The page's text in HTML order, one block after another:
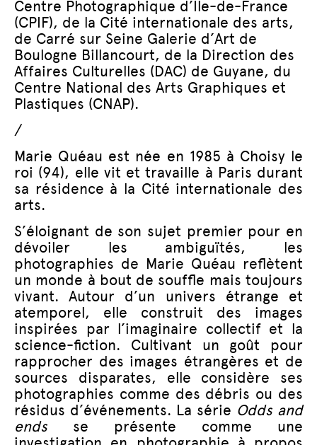
Centre Photographique d’Ile-de-France
(CPIF), de la Cité internationale des arts,
de Carré sur Seine Galerie d’Art de
Boulogne Billancourt, de la Direction des
Affaires Culturelles (DAC) de Guyane, du
Centre National des Arts Graphiques et
Plastiques (CNAP).
/
Marie Quéau est née en 1985 à Choisy le
roi (94), elle vit et travaille à Paris durant
sa résidence à la Cité internationale des
arts.
S’éloignant de son sujet premier pour en
dévoiler les ambiguïtés, les
photographies de Marie Quéau reflètent
un monde à bout de souffle mais toujours
vivant. Autour d’un univers étrange et
atemporel, elle construit des images
inspirées par l’imaginaire collectif et la
science-fiction. Cultivant un goût pour
rapprocher des images étrangères et de
sources disparates, elle considère ses
photographies comme des débris ou des
résidus d’événements. La série Odds and
ends
se présente comme une